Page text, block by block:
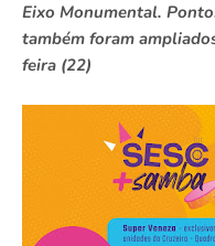
Eixo Monumental.
também foram
feira (22)